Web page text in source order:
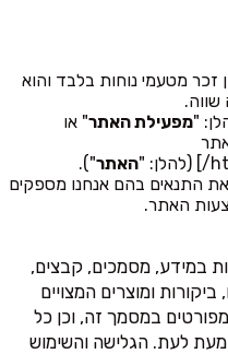
זכר מטעמי נוחות בלבד והוא
שווה.
"מפעילת האתר" או
האתר").
התנאים בהם אנחנו מספקים
האתר.
במידע, מסמכים, קבצים,
ומוצרים המצויים
במסמך זה, וכן כל
לעת. הגלישה והשימוש